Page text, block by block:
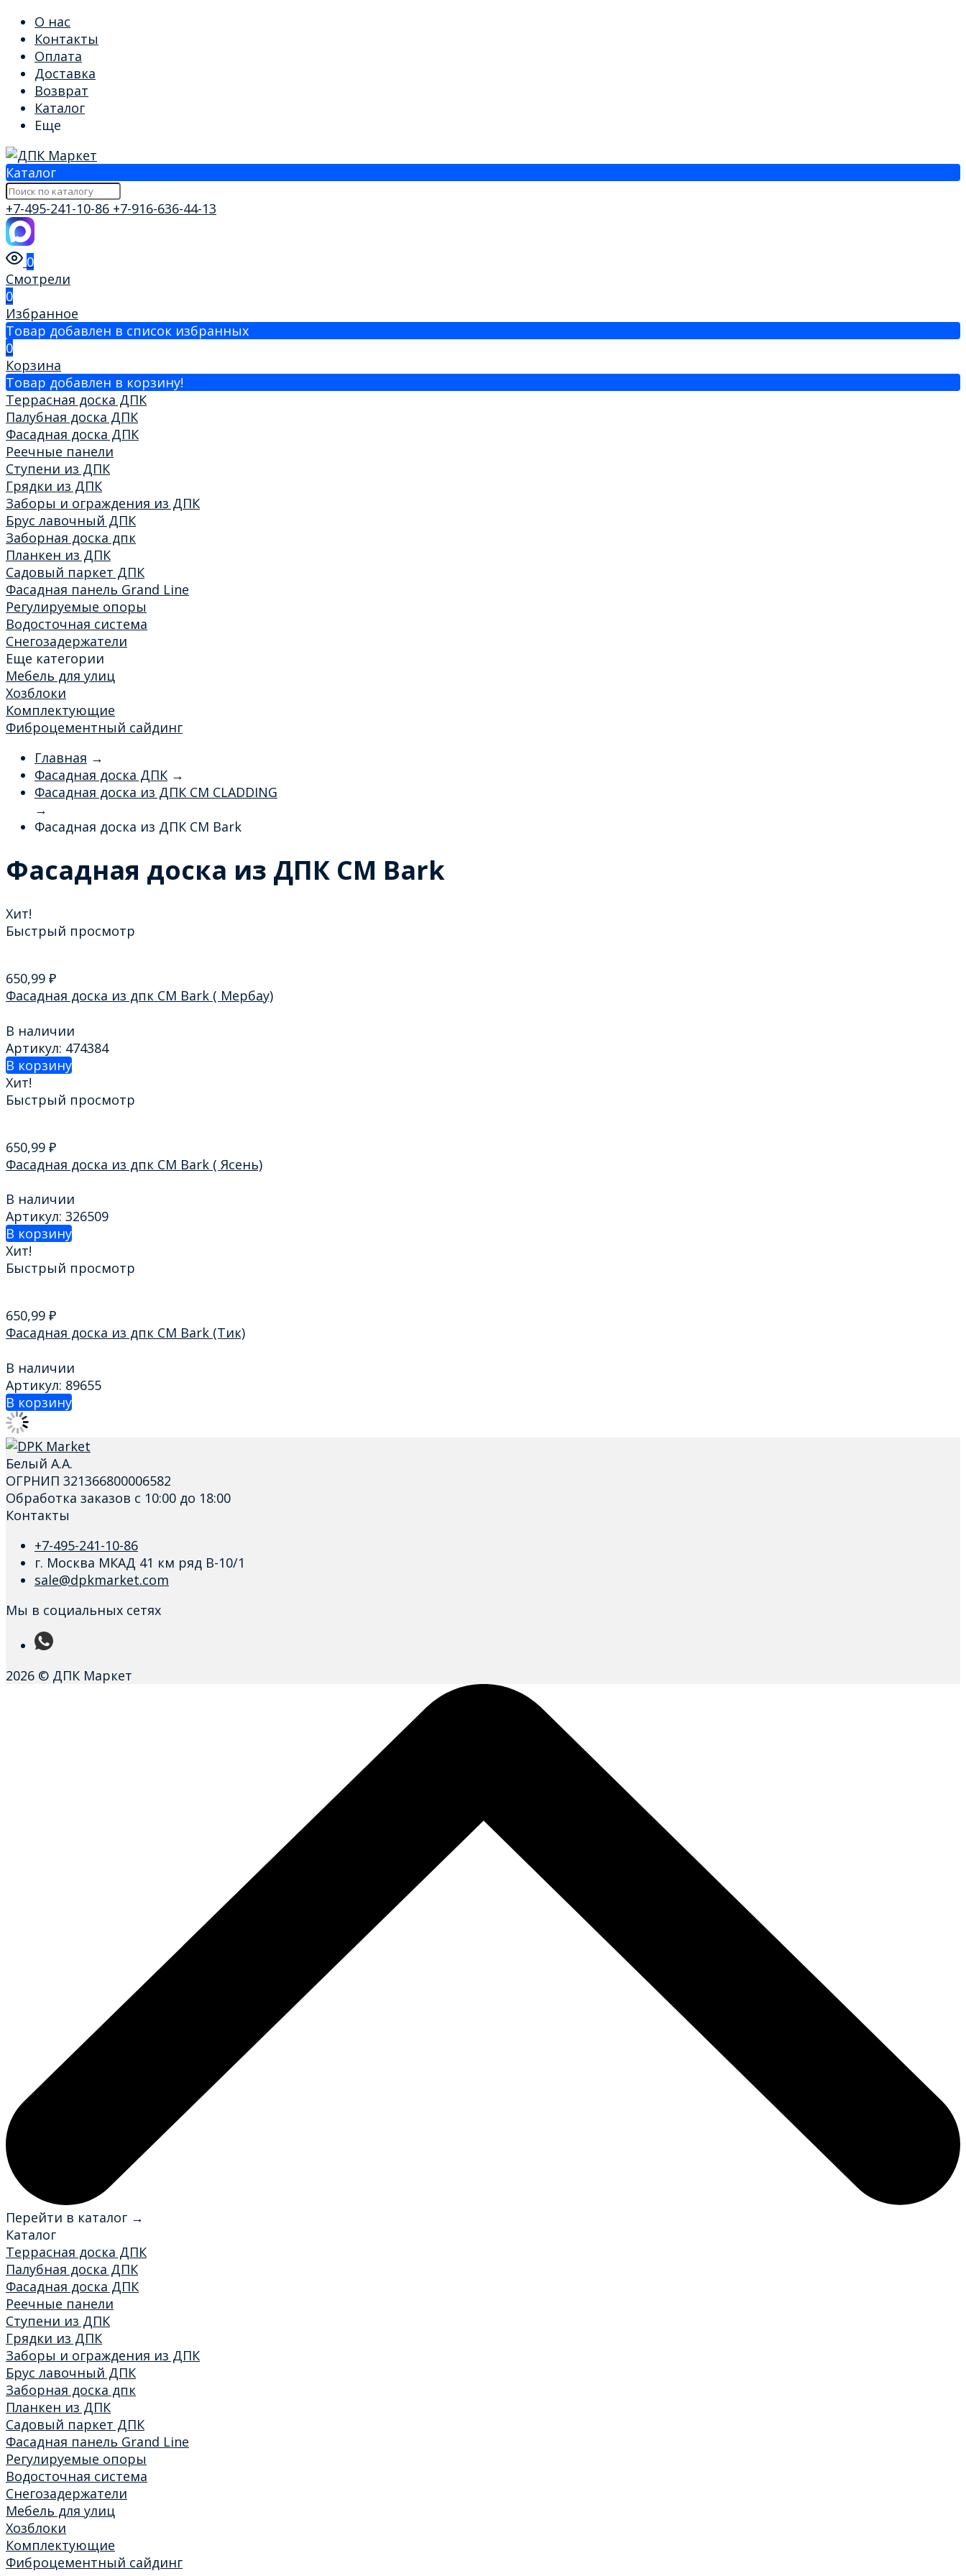
О нас
Контакты
Оплата
Доставка
Возврат
Каталог
Еще
Каталог
+7-495-241-10-86 +7-916-636-44-13
0
Смотрели
0
Избранное
Товар добавлен в список избранных
0
Корзина
Товар добавлен в корзину!
Террасная доска ДПК
Палубная доска ДПК
Фасадная доска ДПК
Реечные панели
Ступени из ДПК
Грядки из ДПК
Заборы и ограждения из ДПК
Брус лавочный ДПК
Заборная доска дпк
Планкен из ДПК
Садовый паркет ДПК
Фасадная панель Grand Line
Регулируемые опоры
Водосточная система
Снегозадержатели
Еще категории
Мебель для улиц
Хозблоки
Комплектующие
Фиброцементный сайдинг
Главная →
Фасадная доска ДПК →
Фасадная доска из ДПК CM CLADDING
→
Фасадная доска из ДПК CM Bark
Фасадная доска из ДПК CM Bark
Хит!
Быстрый просмотр
650,99 ₽
Фасадная доска из дпк CM Bark ( Мербау)
В наличии
Артикул: 474384
В корзину
Хит!
Быстрый просмотр
650,99 ₽
Фасадная доска из дпк CM Bark ( Ясень)
В наличии
Артикул: 326509
В корзину
Хит!
Быстрый просмотр
650,99 ₽
Фасадная доска из дпк CM Bark (Тик)
В наличии
Артикул: 89655
В корзину
Белый А.А.
ОГРНИП 321366800006582
Обработка заказов с 10:00 до 18:00
Контакты
+7-495-241-10-86
г. Москва МКАД 41 км ряд В-10/1
sale@dpkmarket.com
Мы в социальных сетях
2026 © ДПК Маркет
Перейти в каталог →
Каталог
Террасная доска ДПК
Палубная доска ДПК
Фасадная доска ДПК
Реечные панели
Ступени из ДПК
Грядки из ДПК
Заборы и ограждения из ДПК
Брус лавочный ДПК
Заборная доска дпк
Планкен из ДПК
Садовый паркет ДПК
Фасадная панель Grand Line
Регулируемые опоры
Водосточная система
Снегозадержатели
Мебель для улиц
Хозблоки
Комплектующие
Фиброцементный сайдинг